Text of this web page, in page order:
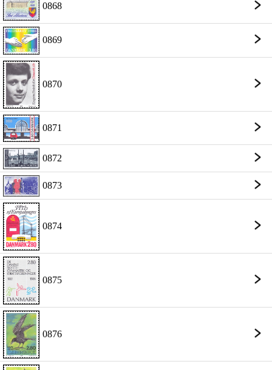
0868
0869
0870
0871
0872
0873
0874
0875
0876